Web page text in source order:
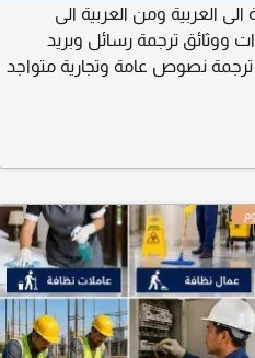
العربية ومن العربية الى
ووثائق ترجمة رسائل وبريد
ترجمة نصوص عامة وتجارية متواجد